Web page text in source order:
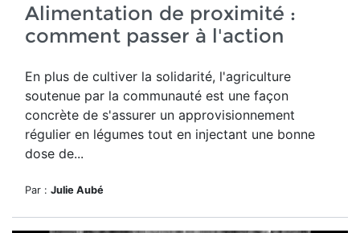
Alimentation de proximité :
comment passer à l'action
En plus de cultiver la solidarité, l'agriculture
soutenue par la communauté est une façon
concrète de s'assurer un approvisionnement
régulier en légumes tout en injectant une bonne
dose de...
Par : Julie Aubé